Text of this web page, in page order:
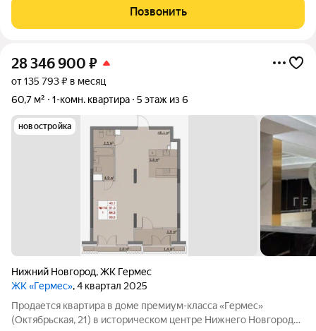
на застекленную лоджию. Просторная кухня гостиная 23.8 м2
на два окна, при
Позвонить
28 346 900 ₽
от 135 793 ₽ в месяц
60,7 м²
1-комн. квартира 5 этаж из 6
новостройка
Нижний Новгород,ЖК Гермес
ЖК «Гермес», 4 квартал 2025
Продается квартира в доме премиум-класса «Гермес»
(Октябрьская, 21) в историческом центре Нижнего Новгорода.